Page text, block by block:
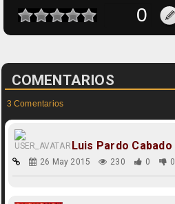
COMENTARIOS
3 Comentarios
Luis Pardo Cabado
26 May 2015 230 0 0